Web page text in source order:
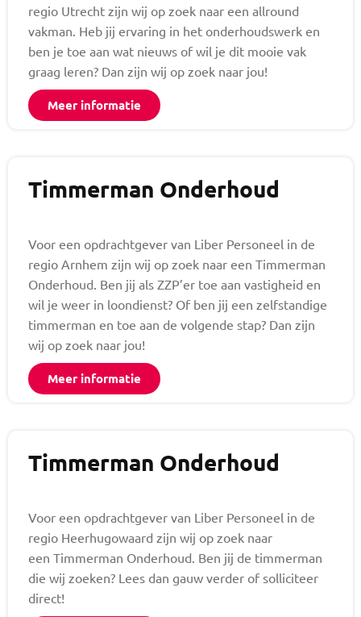
regio Utrecht zijn wij op zoek naar een allround
vakman. Heb jij ervaring in het onderhoudswerk en
ben je toe aan wat nieuws of wil je dit mooie vak
graag leren? Dan zijn wij op zoek naar jou!
Meer informatie
Timmerman Onderhoud
Voor een opdrachtgever van Liber Personeel in de
regio Arnhem zijn wij op zoek naar een Timmerman
Onderhoud. Ben jij als ZZP’er toe aan vastigheid en
wil je weer in loondienst? Of ben jij een zelfstandige
timmerman en toe aan de volgende stap? Dan zijn
wij op zoek naar jou!
Meer informatie
Timmerman Onderhoud
Voor een opdrachtgever van Liber Personeel in de
regio Heerhugowaard zijn wij op zoek naar
een Timmerman Onderhoud. Ben jij de timmerman
die wij zoeken? Lees dan gauw verder of solliciteer
direct!